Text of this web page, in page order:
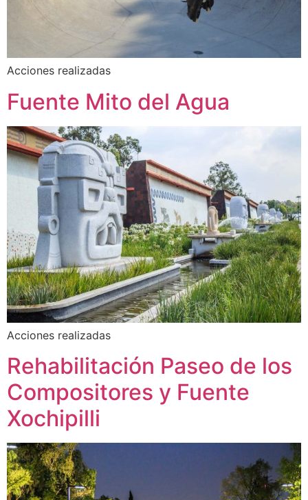
Acciones realizadas
Fuente Mito del Agua
Acciones realizadas
Rehabilitación Paseo de los
Compositores y Fuente
Xochipilli